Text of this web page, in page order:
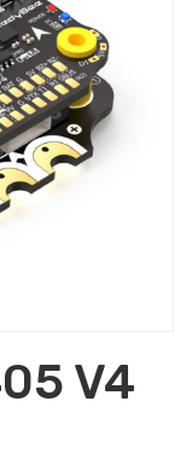
V4